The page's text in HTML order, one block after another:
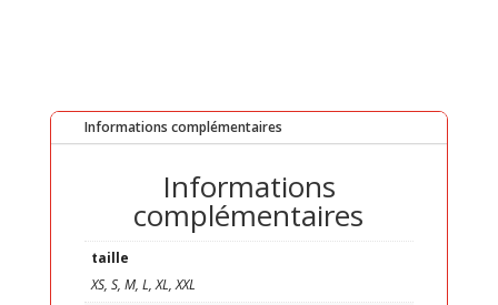
Informations complémentaires
Informations
complémentaires
taille
XS, S, M, L, XL, XXL